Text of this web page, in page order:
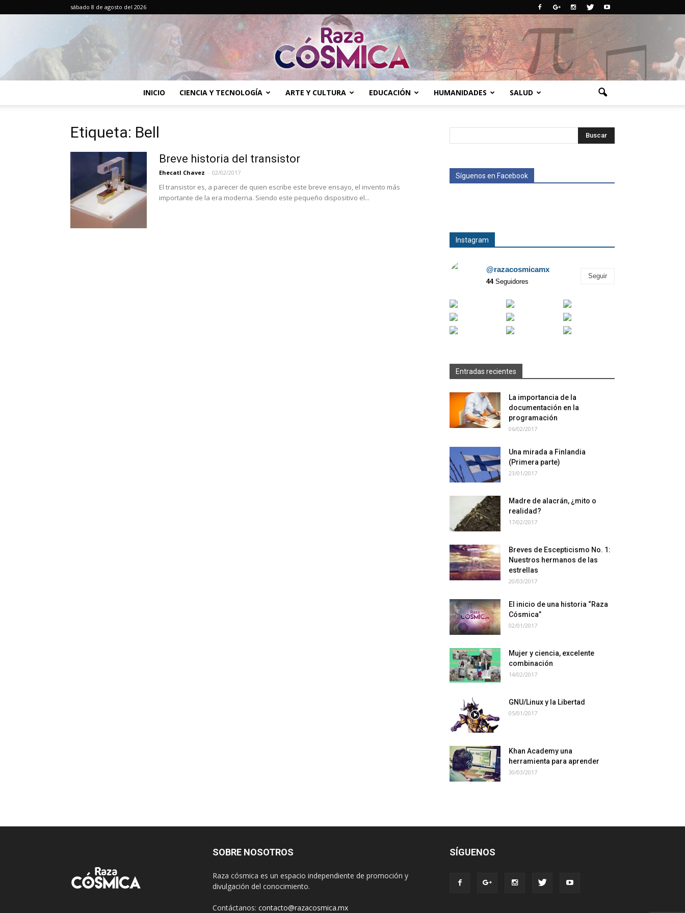
sábado 8 de agosto del 2026
INICIO CIENCIA Y TECNOLOGÍA ARTE Y CULTURA EDUCACIÓN HUMANIDADES SALUD
Etiqueta: Bell
Breve historia del transistor
Ehecatl Chavez - 02/02/2017
El transistor es, a parecer de quien escribe este breve ensayo, el invento más
importante de la era moderna. Siendo este pequeño dispositivo el...
Síguenos en Facebook
Instagram
@razacosmicamx
44Seguidores
Seguir
Entradas recientes
La importancia de la
documentación en la
programación
06/02/2017
Una mirada a Finlandia
(Primera parte)
23/01/2017
Madre de alacrán, ¿mito o
realidad?
17/02/2017
Breves de Escepticismo No. 1:
Nuestros hermanos de las
estrellas
20/03/2017
El inicio de una historia “Raza
Cósmica”
02/01/2017
Mujer y ciencia, excelente
combinación
14/02/2017
GNU/Linux y la Libertad
05/01/2017
Khan Academy una
herramienta para aprender
30/03/2017
SOBRE NOSOTROS
Raza cósmica es un espacio independiente de promoción y
divulgación del conocimiento.
Contáctanos: contacto@razacosmica.mx
SÍGUENOS